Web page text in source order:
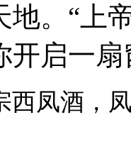
地。“上
开启一
西凤酒